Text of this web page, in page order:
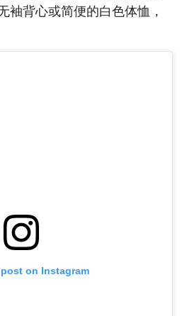
袖背心或简便的白色体恤，
on Instagram